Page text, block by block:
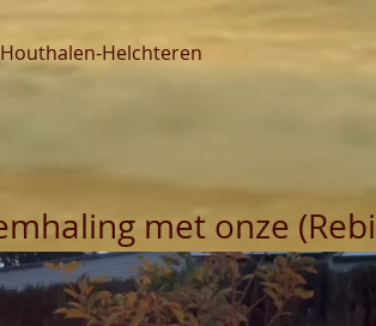
Helchteren
met onze